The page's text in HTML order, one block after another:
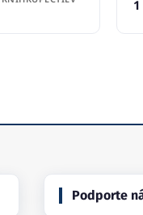
1
Podporte